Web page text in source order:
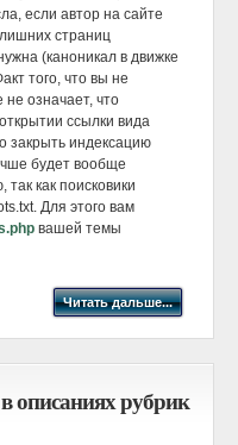
если автор на сайте
страниц
(каноникал в движке
того, что вы не
означает, что
ссылки вида
закрыть индексацию
будет вообще
как поисковики
Для этого вам
вашей темы
Читать дальше...
описаниях рубрик